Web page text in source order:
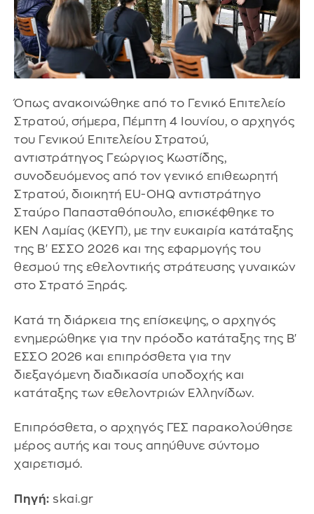
Όπως ανακοινώθηκε από το Γενικό Επιτελείο
Στρατού, σήμερα, Πέμπτη 4 Ιουνίου, ο αρχηγός
του Γενικού Επιτελείου Στρατού,
αντιστράτηγος Γεώργιος Κωστίδης,
συνοδευόμενος από τον γενικό επιθεωρητή
Στρατού, διοικητή EU-OHQ αντιστράτηγο
Σταύρο Παπασταθόπουλο, επισκέφθηκε το
ΚΕΝ Λαμίας (ΚΕΥΠ), με την ευκαιρία κατάταξης
της Β' ΕΣΣΟ 2026 και της εφαρμογής του
θεσμού της εθελοντικής στράτευσης γυναικών
στο Στρατό Ξηράς.
Κατά τη διάρκεια της επίσκεψης, ο αρχηγός
ενημερώθηκε για την πρόοδο κατάταξης της Β'
ΕΣΣΟ 2026 και επιπρόσθετα για την
διεξαγόμενη διαδικασία υποδοχής και
κατάταξης των εθελοντριών Ελληνίδων.
Επιπρόσθετα, ο αρχηγός ΓΕΣ παρακολούθησε
μέρος αυτής και τους απηύθυνε σύντομο
χαιρετισμό.
Πηγή: skai.gr